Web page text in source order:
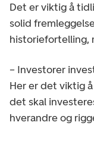
Det er viktig å
solid
historiefortelling,
– Investorer
Her er det viktig
det skal
hverandre og